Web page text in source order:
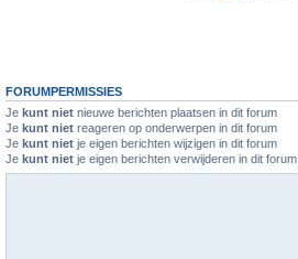
FORUMPERMISSIES
Je kunt niet nieuwe berichten plaatsen in dit forum
Je kunt niet reageren op onderwerpen in dit forum
Je kunt niet je eigen berichten wijzigen in dit forum
Je kunt niet je eigen berichten verwijderen in dit forum